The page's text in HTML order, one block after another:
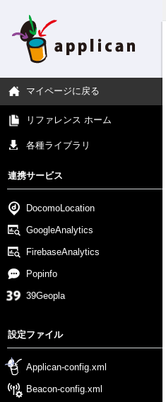
マイページに戻る
リファレンス ホーム
各種ライブラリ
連携サービス
DocomoLocation
GoogleAnalytics
FirebaseAnalytics
Popinfo
39Geopla
設定ファイル
Applican-config.xml
Beacon-config.xml